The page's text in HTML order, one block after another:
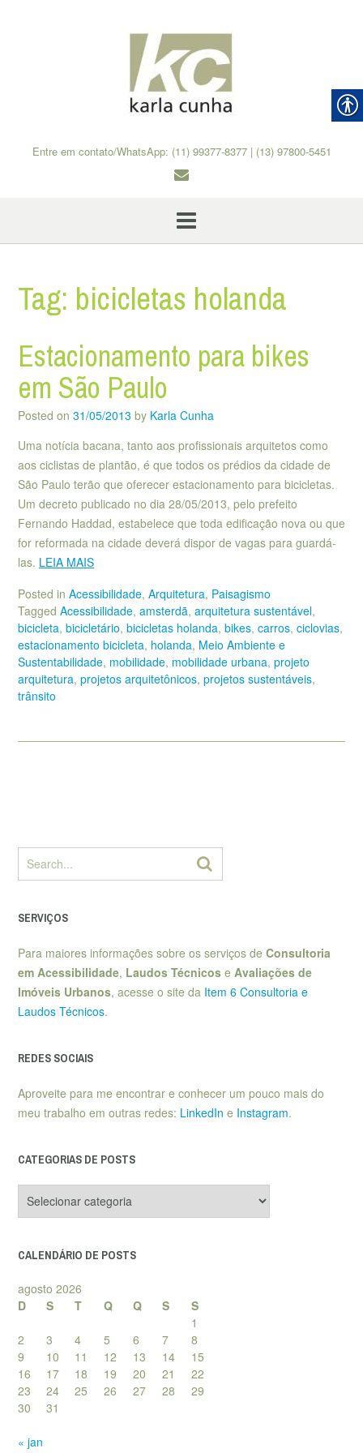
Entre em contato/WhatsApp: (11) 99377-8377 | (13) 97800-5451
Tag: bicicletas holanda
Estacionamento para bikes
em São Paulo
Posted on 31/05/2013 by Karla Cunha
Uma notícia bacana, tanto aos profissionais arquitetos como
aos ciclistas de plantão, é que todos os prédios da cidade de
São Paulo terão que oferecer estacionamento para bicicletas.
Um decreto publicado no dia 28/05/2013, pelo prefeito
Fernando Haddad, estabelece que toda edificação nova ou que
for reformada na cidade deverá dispor de vagas para guardá-
las. LEIA MAIS
Posted in Acessibilidade, Arquitetura, Paisagismo
Tagged Acessibilidade, amsterdã, arquitetura sustentável,
bicicleta, bicicletário, bicicletas holanda, bikes, carros, ciclovias,
estacionamento bicicleta, holanda, Meio Ambiente e
Sustentabilidade, mobilidade, mobilidade urbana, projeto
arquitetura, projetos arquitetônicos, projetos sustentáveis,
trânsito
SERVIÇOS
Para maiores informações sobre os serviços de Consultoria
em Acessibilidade, Laudos Técnicos e Avaliações de
Imóveis Urbanos, acesse o site da Item 6 Consultoria e
Laudos Técnicos.
REDES SOCIAIS
Aproveite para me encontrar e conhecer um pouco mais do
meu trabalho em outras redes: LinkedIn e Instagram.
CATEGORIAS DE POSTS
de
CALENDÁRIO DE POSTS
agosto 2026
D
S T Q Q S
S
1
2
3 4 5 6 7
8
9
10 11 12 13 14
15
16
17 18 19 20 21
22
23
24 25 26 27 28
29
30
31
« jan